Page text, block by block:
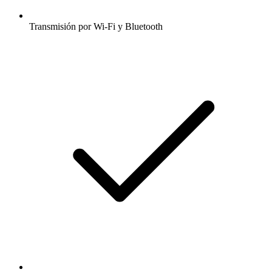
Transmisión por Wi-Fi y Bluetooth